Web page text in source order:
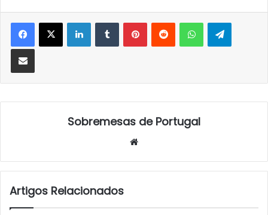
LinkedInTumblrPinterestReddit WhatsApp
Partilhar Via Email
Sobremesas de Portugal
Artigos Relacionados